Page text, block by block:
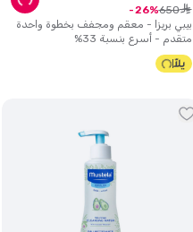
بيبي بريزا - معقم ومجفف بخطوة واحدة
متقدم - أسرع بنسبة 33%
ê
650
26